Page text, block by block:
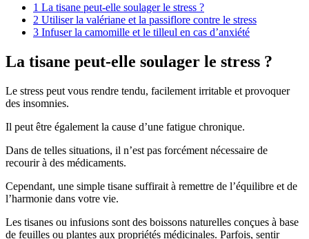
1 La tisane peut-elle soulager le stress ?
2 Utiliser la valériane et la passiflore contre le stress
3 Infuser la camomille et le tilleul en cas d’anxiété
La tisane peut-elle soulager le stress ?
Le stress peut vous rendre tendu, facilement irritable et provoquer
des insomnies.
Il peut être également la cause d’une fatigue chronique.
Dans de telles situations, il n’est pas forcément nécessaire de
recourir à des médicaments.
Cependant, une simple tisane suffirait à remettre de l’équilibre et de
l’harmonie dans votre vie.
Les tisanes ou infusions sont des boissons naturelles conçues à base
de feuilles ou plantes aux propriétés médicinales. Parfois, sentir